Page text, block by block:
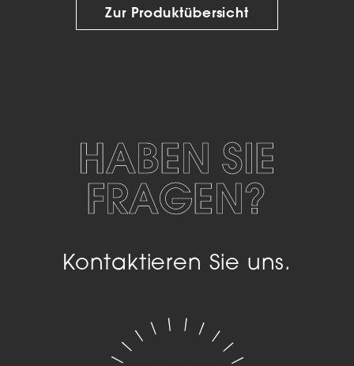
Zur Produktübersicht
HABEN SIE
FRAGEN?
Kontaktieren Sie uns.